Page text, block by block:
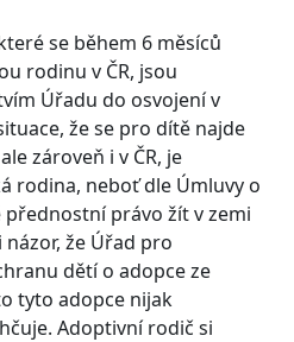
se během 6 měsíců
rodinu v ČR, jsou
Úřadu do osvojení v
že se pro dítě najde
zároveň i v ČR, je
rodina, neboť dle Úmluvy o
právo žít v zemi
že Úřad pro
dětí o adopce ze
tyto adopce nijak
Adoptivní rodič si